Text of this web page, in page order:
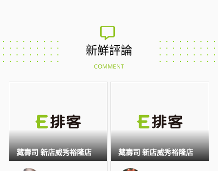
新鮮評論
COMMENT
藏壽司 新店威秀裕隆店 藏壽司 新店威秀裕隆店